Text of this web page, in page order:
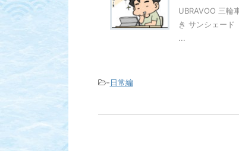
UBRAVOO 三輪
き サンシェード
...
-日常編